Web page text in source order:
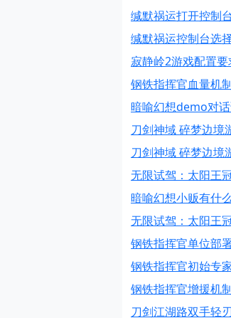
缄默祸运打开控制
缄默祸运控制台选
寂静岭2游戏配置要
钢铁指挥官血量机
暗喻幻想demo对
刀剑神域 碎梦边境
刀剑神域 碎梦边境
无限试驾：太阳王
暗喻幻想小贩有什
无限试驾：太阳王
钢铁指挥官单位部
钢铁指挥官初始专
钢铁指挥官增援机
刀剑江湖路双手轻